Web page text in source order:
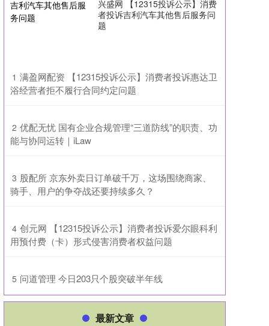
兴盛网 【12315投诉公示】消费
者投诉吉利汽车其他售后服务问
题
1 ​满盈网配资 【12315投诉公示】消费者投诉惠达卫
浴经营者拒不履行合同约定问题
2 ​优配无忧 国有企业合规管理“三道防线”的职责、功
能与协同运转｜iLaw
3 ​股配所 京东外卖日订单破千万，这场围绕商家、
骑手、用户的争夺战还要持续多久？
4 ​创元网 【12315投诉公示】消费者投诉爱尔眼科利
用预付费（卡）形式侵害消费者权益问题
5 ​问道管理 今日203只个股突破半年线
最新文章